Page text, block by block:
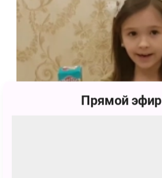
Прямой эфир